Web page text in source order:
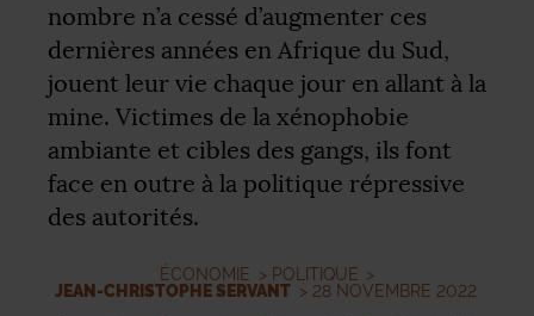
nombre n’a cessé d’augmenter ces
dernières années en Afrique du Sud,
jouent leur vie chaque jour en allant à la
mine. Victimes de la xénophobie
ambiante et cibles des gangs, ils font
face en outre à la politique répressive
des autorités.
ÉCONOMIE > POLITIQUE >
JEAN-CHRISTOPHE SERVANT > 28 NOVEMBRE 2022